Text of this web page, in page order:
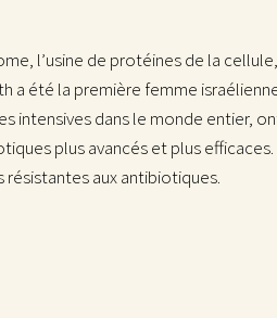
l’usine de protéines de la
a été la première femme
intensives dans le monde entier,
plus avancés et plus
aux antibiotiques.